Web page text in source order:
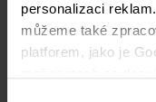
personalizaci
můžeme také
platforem, jako je
Upozornění:
nebo jiné